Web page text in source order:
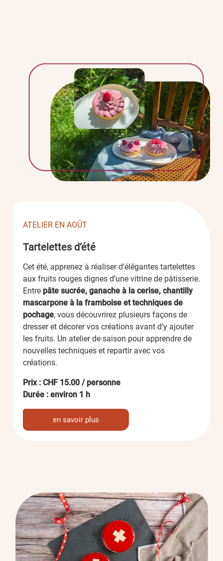
ATELIER EN AOÛT
Tartelettes d’été
Cet été, apprenez à réaliser d’élégantes tartelettes
aux fruits rouges dignes d’une vitrine de pâtisserie.
Entre pâte sucrée, ganache à la cerise, chantilly
mascarpone à la framboise et techniques de
pochage, vous découvrirez plusieurs façons de
dresser et décorer vos créations avant d’y ajouter
les fruits. Un atelier de saison pour apprendre de
nouvelles techniques et repartir avec vos
créations.
Prix : CHF 15.00 / personne
Durée : environ 1 h
en savoir plus